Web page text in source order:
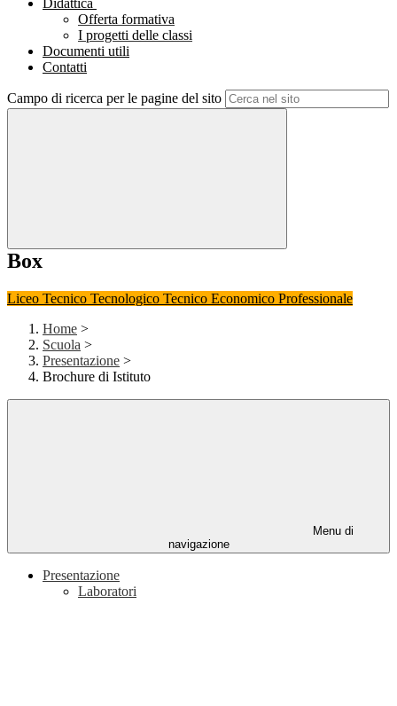
Didattica
Offerta formativa
I progetti delle classi
Documenti utili
Contatti
Campo di ricerca per le pagine del sito
Box
Liceo Tecnico Tecnologico Tecnico Economico Professionale
Home >
Scuola >
Presentazione >
Brochure di Istituto
Menu di
navigazione
Presentazione
Laboratori